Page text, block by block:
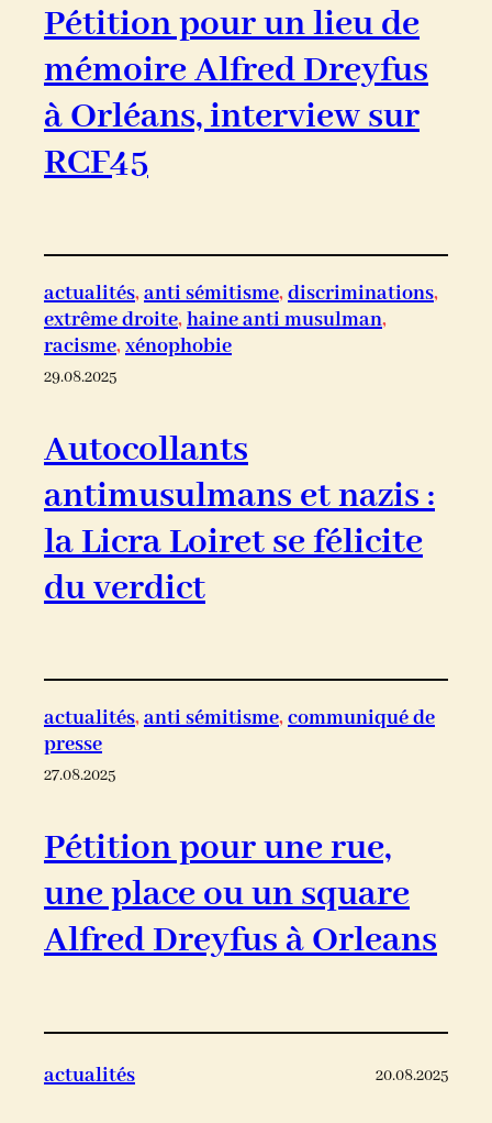
Pétition pour un lieu de
mémoire Alfred Dreyfus
à Orléans, interview sur
RCF45
actualités, anti sémitisme, discriminations
extrême droite, haine anti musulman
racisme, xénophobie
29.08.2025
Autocollants
antimusulmans et nazis :
la Licra Loiret se félicite
du verdict
actualités, anti sémitisme, communiqué de
presse
27.08.2025
Pétition pour une rue,
une place ou un square
Alfred Dreyfus à Orleans
actualités 20.08.2025